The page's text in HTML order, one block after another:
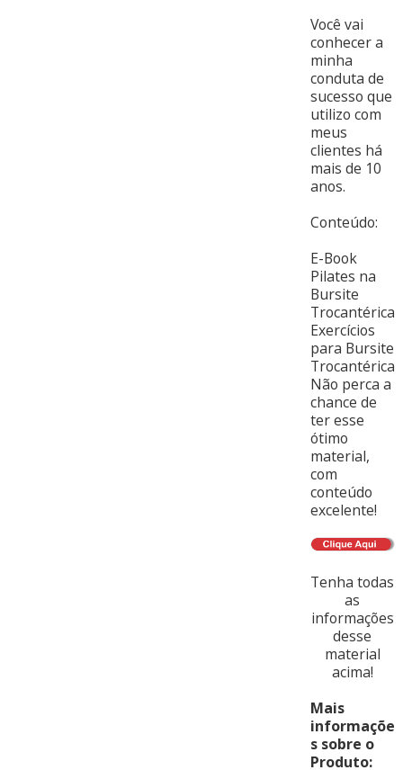
Você vai
conhecer a
minha
conduta de
sucesso que
utilizo com
meus
clientes há
mais de 10
anos.
Conteúdo:
E-Book
Pilates na
Bursite
Trocantérica
Exercícios
para Bursite
Trocantérica
Não perca a
chance de
ter esse
ótimo
material,
com
conteúdo
excelente!
Tenha todas
as
informações
desse
material
acima!
Mais
informaçõe
s sobre o
Produto: